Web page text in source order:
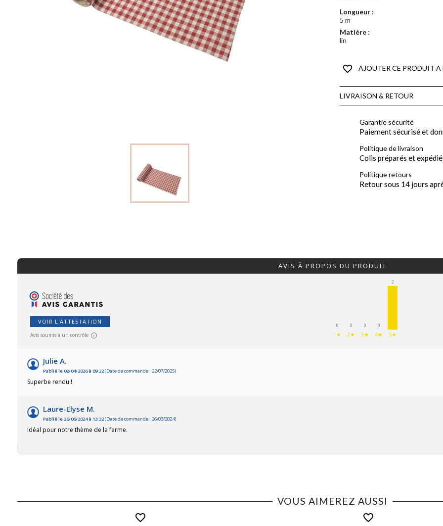
Longueur :
5 m
Matière :
lin
favorite_border AJOUTER CE PRODUIT A
LIVRAISON & RETOUR
Garantie sécurité
Paiement sécurisé et
Politique de livraison
Colis préparés et
Politique retours
Retour sous 14 jours
AVIS À PROPOS DU PRODUIT
VOIR L'ATTESTATION
Avis soumis à un contrôle
0
1★
0
2★
0
3★
0
4★
2
5★
Julie A.
Publié le 02/04/2026 à 09:22(Date de commande : 22/07/2025)
Superbe rendu !
Laure-Elyse M.
Publié le 26/06/2024 à 13:32(Date de commande : 26/03/2024)
Idéal pour notre thème de la ferme.
VOUS AIMEREZ AUSSI
favorite_border favorite_border